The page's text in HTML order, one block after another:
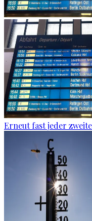
Erneut fast jeder